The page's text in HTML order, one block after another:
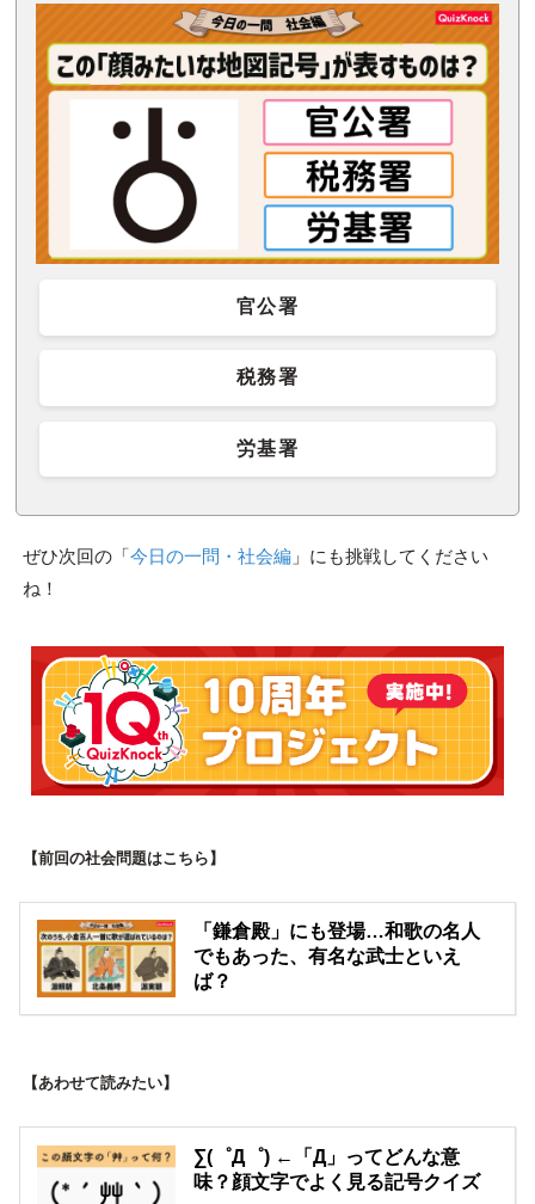
官公署
税務署
労基署
ぜひ次回の「今日の一問・社会編」にも挑戦してください
ね！
【前回の社会問題はこちら】
「鎌倉殿」にも登場…和歌の名人
でもあった、有名な武士といえ
ば？
【あわせて読みたい】
∑(゜Д゜) ←「Д」ってどんな意
味？顔文字でよく見る記号クイズ